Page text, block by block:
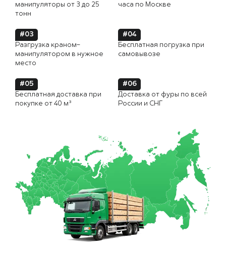
манипуляторы от 3 до 25
тонн
часа по Москве
#03
Разгрузка краном-
манипулятором в нужное
место
#04
Бесплатная погрузка при
самовывозе
#05
Бесплатная доставка при
покупке от 40 м³
#06
Доставка от фуры по всей
России и СНГ